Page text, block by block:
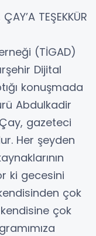
TEŞEKKÜR
(TİGAD)
Dijital
konuşmada
Abdulkadir
gazeteci
Her şeyden
ki gecesini
çok
çok